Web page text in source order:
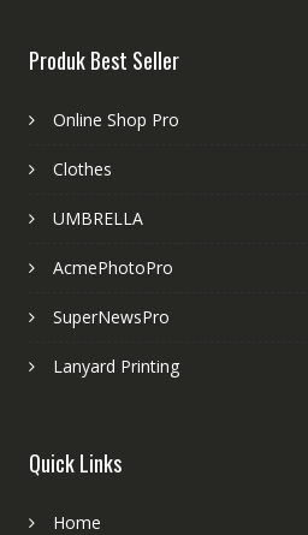
Produk Best Seller
Online Shop Pro
Clothes
UMBRELLA
AcmePhotoPro
SuperNewsPro
Lanyard Printing
Quick Links
Home